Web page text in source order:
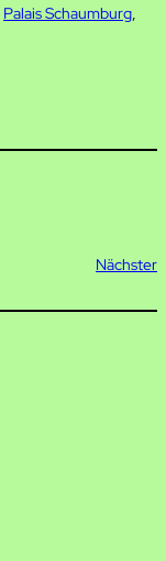
Palais Schaumburg
Nächster